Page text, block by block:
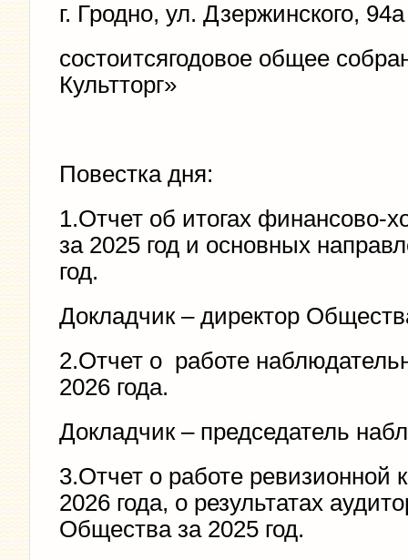
г. Гродно, ул. Дзержинского, 94а
состоитсягодовое общее
Культторг»
Повестка дня:
1.Отчет об итогах финансово-
за 2025 год и основных
год.
Докладчик – директор
2.Отчет о работе
2026 года.
Докладчик – председатель
3.Отчет о работе ревизионной
2026 года, о результатах
Общества за 2025 год.